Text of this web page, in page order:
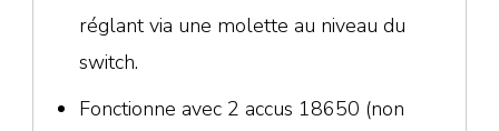
réglant via une molette au niveau du
switch.
Fonctionne avec 2 accus 18650 (non